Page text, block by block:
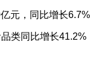
元，同比增长
类同比增长